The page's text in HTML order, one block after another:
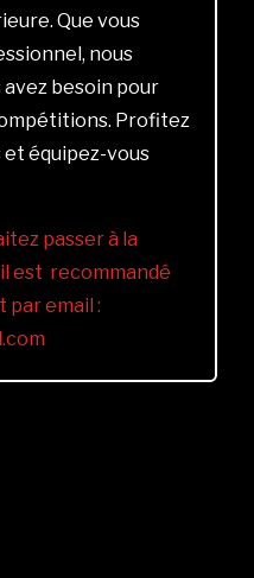
Que vous
nous
besoin pour
Profitez
équipez-vous
passer à la
est recommandé
par email :